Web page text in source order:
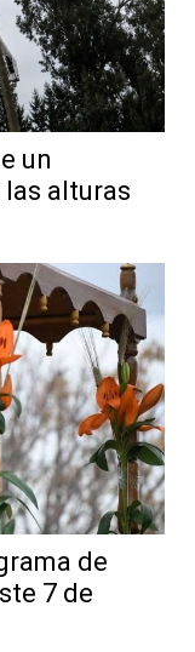
un
alturas
de
7 de